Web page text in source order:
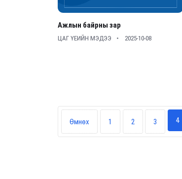
Ажлын байрны зар
ЦАГ ҮЕИЙН МЭДЭЭ 2025-10-08
Өмнөх 1 2 3 4